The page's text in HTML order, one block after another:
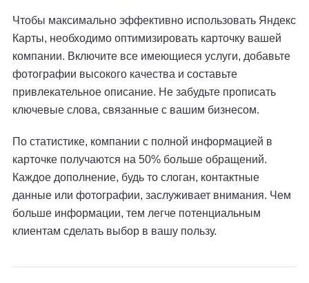
Чтобы максимально эффективно использовать Яндекс
Карты, необходимо оптимизировать карточку вашей
компании. Включите все имеющиеся услуги, добавьте
фотографии высокого качества и составьте
привлекательное описание. Не забудьте прописать
ключевые слова, связанные с вашим бизнесом.
По статистике, компании с полной информацией в
карточке получаются на 50% больше обращений.
Каждое дополнение, будь то слоган, контактные
данные или фотографии, заслуживает внимания. Чем
больше информации, тем легче потенциальным
клиентам сделать выбор в вашу пользу.